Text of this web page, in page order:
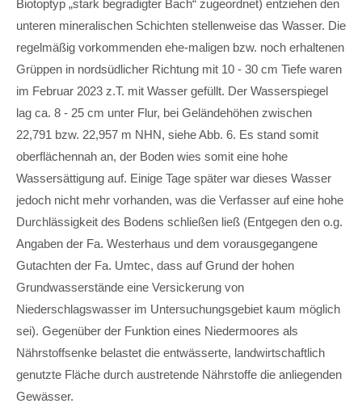
Biotoptyp „stark begradigter Bach“ zugeordnet) entziehen den
unteren mineralischen Schichten stellenweise das Wasser. Die
regelmäßig vorkommenden ehe-maligen bzw. noch erhaltenen
Grüppen in nordsüdlicher Richtung mit 10 - 30 cm Tiefe waren
im Februar 2023 z.T. mit Wasser gefüllt. Der Wasserspiegel
lag ca. 8 - 25 cm unter Flur, bei Geländehöhen zwischen
22,791 bzw. 22,957 m NHN, siehe Abb. 6. Es stand somit
oberflächennah an, der Boden wies somit eine hohe
Wassersättigung auf. Einige Tage später war dieses Wasser
jedoch nicht mehr vorhanden, was die Verfasser auf eine hohe
Durchlässigkeit des Bodens schließen ließ (Entgegen den o.g.
Angaben der Fa. Westerhaus und dem vorausgegangene
Gutachten der Fa. Umtec, dass auf Grund der hohen
Grundwasserstände eine Versickerung von
Niederschlagswasser im Untersuchungsgebiet kaum möglich
sei). Gegenüber der Funktion eines Niedermoores als
Nährstoffsenke belastet die entwässerte, landwirtschaftlich
genutzte Fläche durch austretende Nährstoffe die anliegenden
Gewässer.